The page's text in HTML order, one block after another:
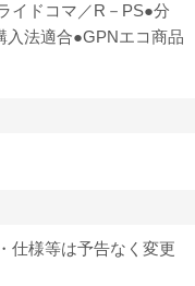
イドコマ／R－PS●分
入法適合●GPNエコ商品
仕様等は予告なく変更